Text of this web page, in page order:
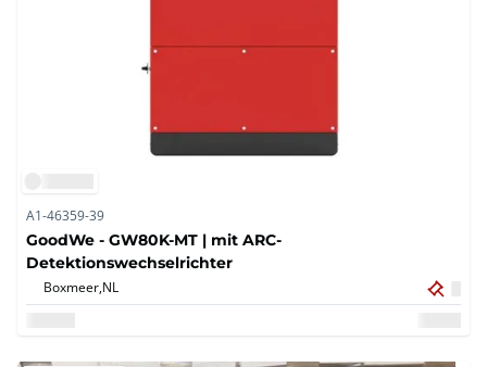
A1-46359-39
GoodWe - GW80K-MT | mit ARC-
Detektionswechselrichter
Boxmeer,NL